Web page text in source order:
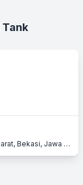
Fuel Tank, Jl. Jend. Ahmad Yani No. 1, Bekasi Barat, Bekasi, Jawa Barat